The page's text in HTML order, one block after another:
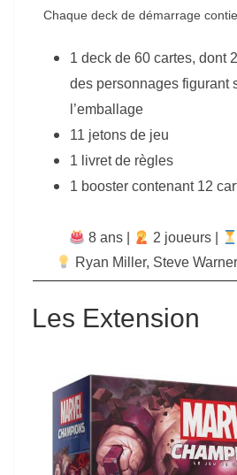
Chaque deck de démarrage
1 deck de 60 cartes, dont
des personnages figurant
l’emballage
11 jetons de jeu
1 livret de règles
1 booster contenant 12
8 ans | ‍ 2 joueurs |
Ryan Miller, Steve Warner
Les Extension